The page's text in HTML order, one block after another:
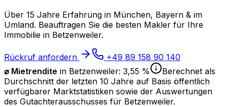
Über 15 Jahre Erfahrung in München, Bayern & im
Umland. Beauftragen Sie die besten Makler für Ihre
Immobilie in Betzenweiler.
Rückruf anfordern
+49 89 158 90 140
⌀ Mietrendite in Betzenweiler: 3,55 %
Berechnet als
Durchschnitt der letzten 10 Jahre auf Basis öffentlich
verfügbarer Marktstatistiken sowie der Auswertungen
des Gutachterausschusses für Betzenweiler.